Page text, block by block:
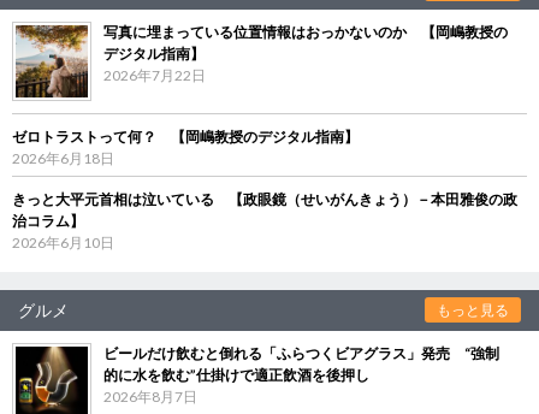
写真に埋まっている位置情報はおっかないのか 【岡嶋教授の
デジタル指南】
2026年7月22日
ゼロトラストって何？ 【岡嶋教授のデジタル指南】
2026年6月18日
きっと大平元首相は泣いている 【政眼鏡（せいがんきょう）－本田雅俊の政
治コラム】
2026年6月10日
グルメ もっと見る
ビールだけ飲むと倒れる「ふらつくビアグラス」発売 “強制
的に水を飲む”仕掛けで適正飲酒を後押し
2026年8月7日